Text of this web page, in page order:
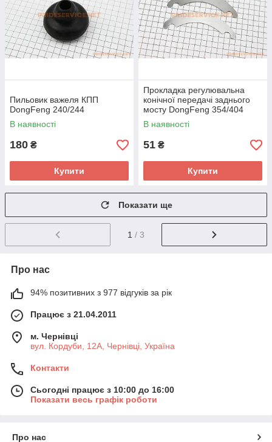
Пильовик важеля КПП
DongFeng 240/244
В наявності
180 ₴
Купити
Прокладка регулювальна
конічної передачі заднього
мосту DongFeng 354/404
(300.38.116)
В наявності
51 ₴
Купити
Показати ще
1 / 3
Про нас
94% позитивних з 977 відгуків за рік
Працює з 21.04.2011
м. Чернівці
вул. Кордуби, 12А, Чернівці, Україна
Контакти
Сьогодні працює з 10:00 до 16:00
Показати весь графік роботи
Про нас